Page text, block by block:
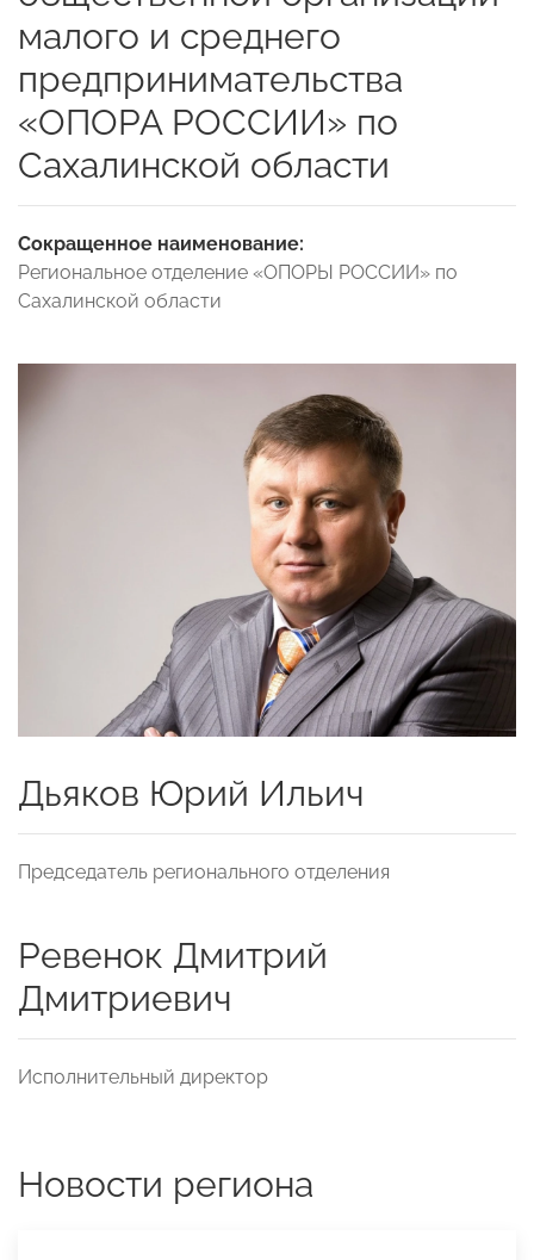
малого и среднего
предпринимательства
«ОПОРА РОССИИ» по
Сахалинской области
Сокращенное наименование:
Региональное отделение «ОПОРЫ РОССИИ» по
Сахалинской области
Дьяков Юрий Ильич
Председатель регионального отделения
Ревенок Дмитрий
Дмитриевич
Исполнительный директор
Новости региона